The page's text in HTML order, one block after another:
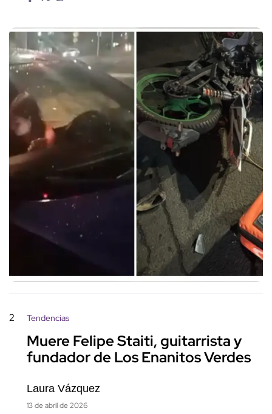
2 Tendencias
Muere Felipe Staiti, guitarrista y
fundador de Los Enanitos Verdes
Laura Vázquez
13 de abril de 2026